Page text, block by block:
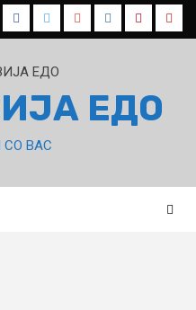
Facebook
TwitterGoogle
Plus
Instagram
Pinterest
ЕДО
ВАС